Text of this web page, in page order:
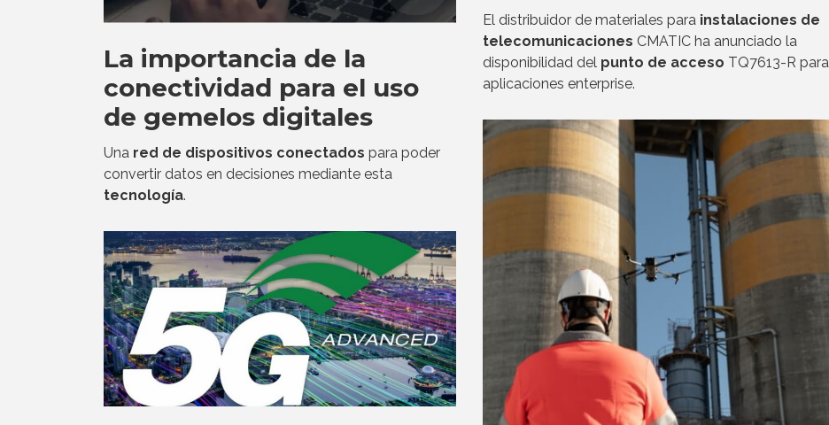
La importancia de la
conectividad para el uso
de gemelos digitales
Una red de dispositivos conectados para poder
convertir datos en decisiones mediante esta
tecnología.
El distribuidor de materiales para instalaciones de
telecomunicaciones CMATIC ha anunciado la
disponibilidad del punto de acceso TQ7613-R para
aplicaciones enterprise.